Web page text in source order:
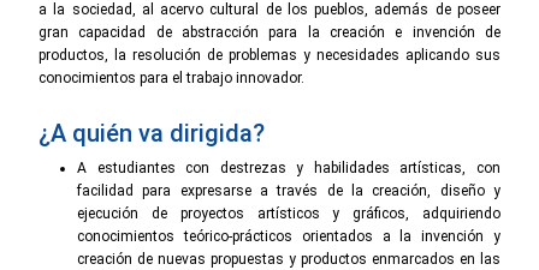
a la sociedad, al acervo cultural de los pueblos, además de poseer
gran capacidad de abstracción para la creación e invención de
productos, la resolución de problemas y necesidades aplicando sus
conocimientos para el trabajo innovador.
¿A quién va dirigida?
A estudiantes con destrezas y habilidades artísticas, con
facilidad para expresarse a través de la creación, diseño y
ejecución de proyectos artísticos y gráficos, adquiriendo
conocimientos teórico-prácticos orientados a la invención y
creación de nuevas propuestas y productos enmarcados en las